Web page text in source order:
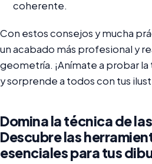
coherente.
Con estos consejos y mucha
un acabado más profesional y
geometría. ¡Anímate a probar
y sorprende a todos con tus
Domina la técnica de
Descubre las
esenciales para tus